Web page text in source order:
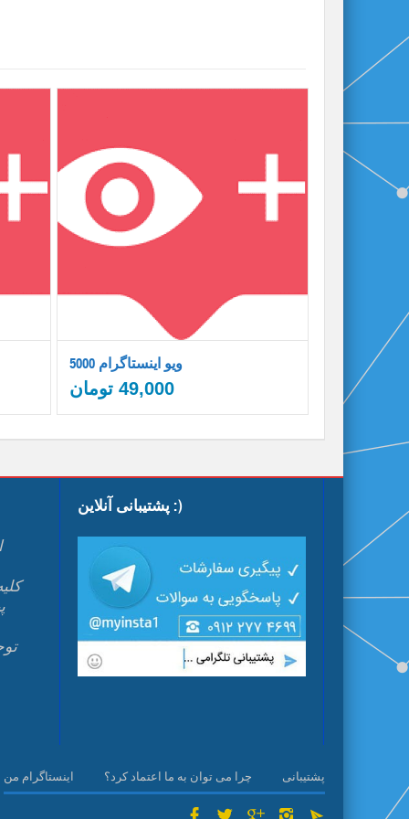
5000 ویو اینستاگرام
49,000 تومان
پشتیبانی آنلاین :)
اینستاگرام من چرا می توان به ما اعتماد کرد؟ پشتیبانی